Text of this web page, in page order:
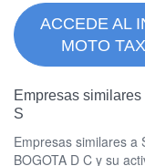
ACCEDE AL
MOTO
Empresas
S
Empresas similares a
BOGOTA D C y su